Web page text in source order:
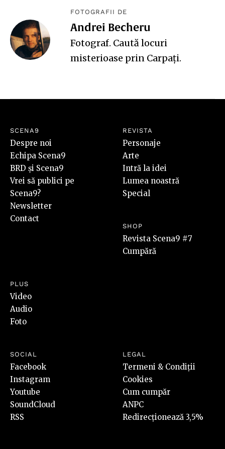
FOTOGRAFII DE
Andrei Becheru
Fotograf. Cautălocuri
misterioase prin Carpaţi.
SCENA9
Despre noi
Echipa Scena9
BRD și Scena9
Vrei să publici pe
Scena9?
Newsletter
Contact
REVISTA
Personaje
Arte
Intră la idei
Lumea noastră
Special
SHOP
Revista Scena9 #7
Cumpără
PLUS
Video
Audio
Foto
SOCIAL
Facebook
Instagram
Youtube
SoundCloud
RSS
LEGAL
Termeni & Condiții
Cookies
Cum cumpăr
ANPC
Redirecționează 3,5%